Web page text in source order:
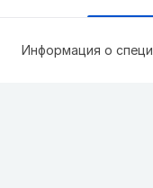
Информация о